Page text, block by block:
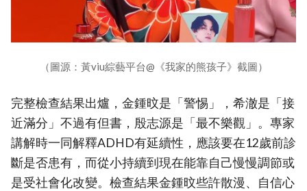
（圖源：黃viu綜藝平台@《我家的熊孩子》截圖）
完整檢查結果出爐，金鍾旼是「警惕」，希澈是「接
近滿分」不過有但書，殷志源是「最不樂觀」。專家
講解時一同解釋ADHD有延續性，應該要在12歲前診
斷是否患有，而從小持續到現在能靠自己慢慢調節或
是受社會化改變。檢查結果金鍾旼些許散漫、自信心